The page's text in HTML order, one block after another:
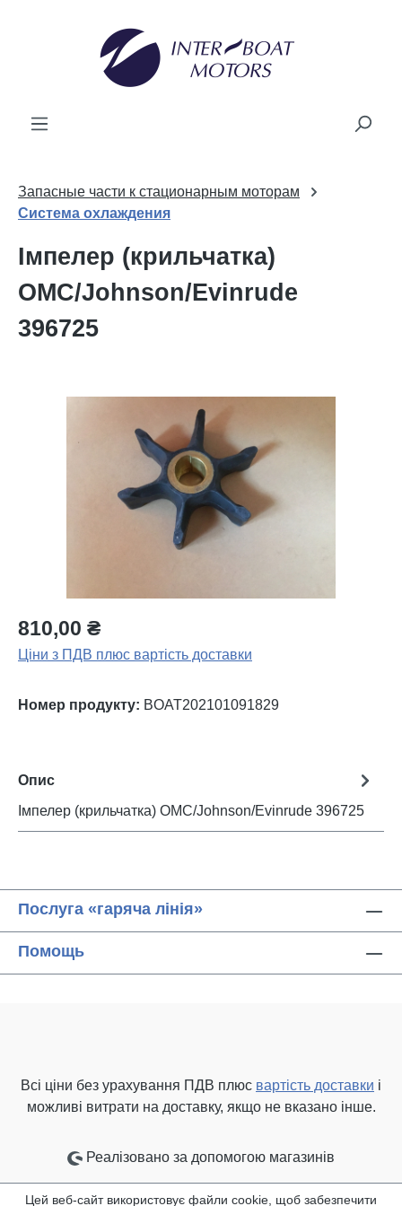
Запасные части к стационарным моторам
Система охлаждения
Імпелер (крильчатка)
OMC/Johnson/Evinrude
396725
Пропустити галерею зображень
810,00 ₴
Ціни з ПДВ плюс вартість доставки
Номер продукту: BOAT202101091829
Опис
Імпелер (крильчатка) OMC/Johnson/Evinrude 396725
Послуга «гаряча лінія»
Помощь
Всі ціни без урахування ПДВ плюс вартість доставки і
можливі витрати на доставку, якщо не вказано інше.
Реалізовано за допомогою магазинів
Цей веб-сайт використовує файли cookie, щоб забезпечити